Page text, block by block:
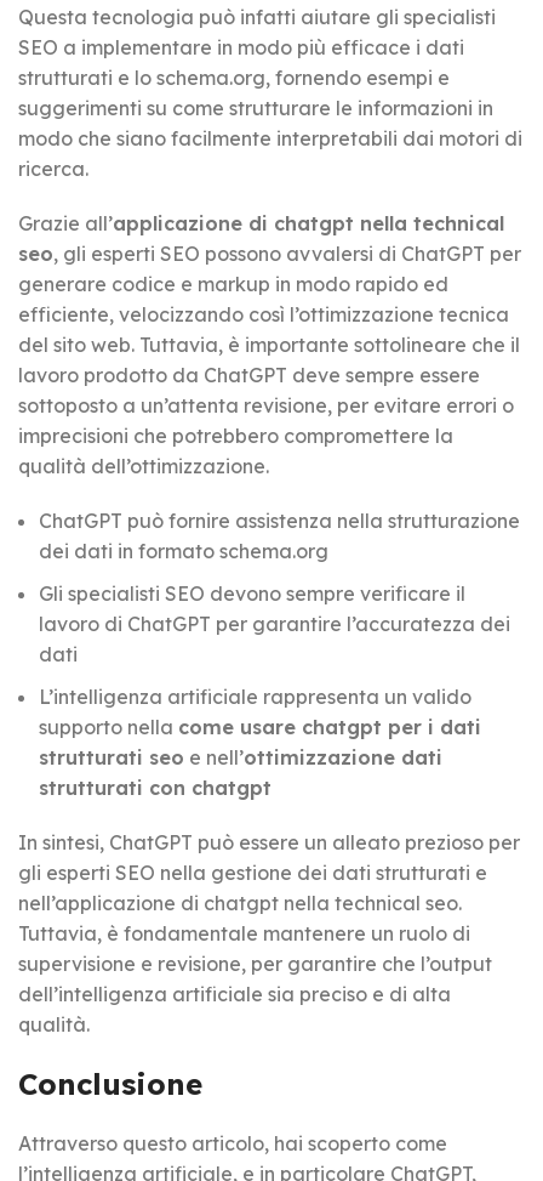
Questa tecnologia può infatti aiutare gli specialisti
SEO a implementare in modo più efficace i dati
strutturati e lo schema.org, fornendo esempi e
suggerimenti su come strutturare le informazioni in
modo che siano facilmente interpretabili dai motori di
ricerca.
Grazie all’applicazione di chatgpt nella technical
seo, gli esperti SEO possono avvalersi di ChatGPT per
generare codice e markup in modo rapido ed
efficiente, velocizzando così l’ottimizzazione tecnica
del sito web. Tuttavia, è importante sottolineare che il
lavoro prodotto da ChatGPT deve sempre essere
sottoposto a un’attenta revisione, per evitare errori o
imprecisioni che potrebbero compromettere la
qualità dell’ottimizzazione.
ChatGPT può fornire assistenza nella strutturazione
dei dati in formato schema.org
Gli specialisti SEO devono sempre verificare il
lavoro di ChatGPT per garantire l’accuratezza dei
dati
L’intelligenza artificiale rappresenta un valido
supporto nella come usare chatgpt per i dati
strutturati seo e nell’ottimizzazione dati
strutturati con chatgpt
In sintesi, ChatGPT può essere un alleato prezioso per
gli esperti SEO nella gestione dei dati strutturati e
nell’applicazione di chatgpt nella technical seo.
Tuttavia, è fondamentale mantenere un ruolo di
supervisione e revisione, per garantire che l’output
dell’intelligenza artificiale sia preciso e di alta
qualità.
Conclusione
Attraverso questo articolo, hai scoperto come
l’intelligenza artificiale, e in particolare ChatGPT,